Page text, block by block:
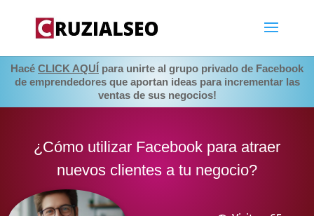
Hacé CLICK AQUÍ para unirte al grupo privado de Facebook
de emprendedores que aportan ideas para incrementar las
ventas de sus negocios!
¿Cómo utilizar Facebook para atraer
nuevos clientes a tu negocio?